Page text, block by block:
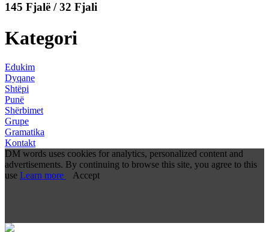
145 Fjalë / 32 Fjali
Kategori
Edukim
Dyqane
Shtëpi
Punë
Shërbimet
Grupe
Gramatika
Kontakt
DM words uses cookies for analytics, personalized content and
advertisements. By continuing to browse this site, you agree to this
use Learn more Accept